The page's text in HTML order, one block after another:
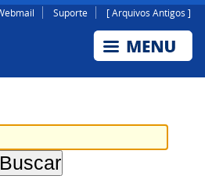
Suporte [ Arquivos Antigos ]